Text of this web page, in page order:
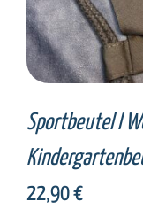
Sportbeutel I
22,90€